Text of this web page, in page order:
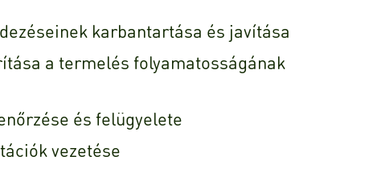
karbantartása és javítása
a termelés folyamatosságának
és felügyelete
vezetése